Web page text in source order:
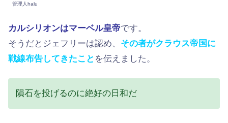
管理人halu
カルシリオンはマーベル皇帝です。
そうだとジェフリーは認め、 その者がクラウス帝国に
戦線布告してきたこと を伝えました。
隕石を投げるのに絶好の日和だ